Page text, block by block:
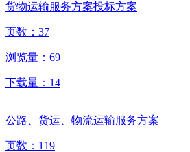
货物运输服务方案投标方案
页数： 37
浏览量： 69
下载量： 14
公路、货运、物流运输服务方案
页数： 119